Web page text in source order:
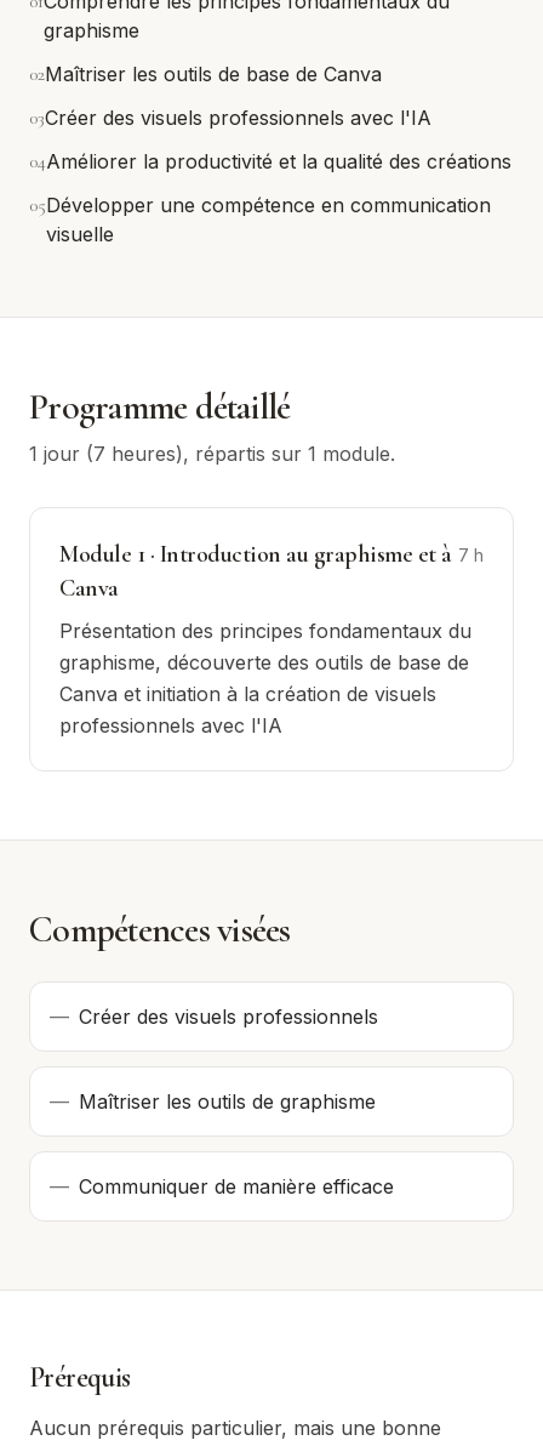
graphisme
02Maîtriser les outils de base de Canva
03Créer des visuels professionnels avec l'IA
04Améliorer la productivité et la qualité des créations
05Développer une compétence en communication
visuelle
Programme détaillé
1 jour (7 heures), répartis sur 1 module.
Module 1· Introduction au graphisme et à
Canva
7 h
Présentation des principes fondamentaux du
graphisme, découverte des outils de base de
Canva et initiation à la création de visuels
professionnels avec l'IA
Compétences visées
— Créer des visuels professionnels
— Maîtriser les outils de graphisme
— Communiquer de manière efficace
Prérequis
Aucun prérequis particulier, mais une bonne